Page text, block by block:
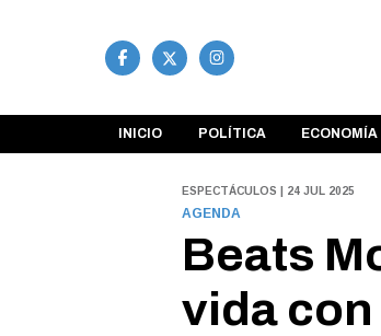
INICIO POLÍTICA ECONOMÍA
ESPECTÁCULOS | 24 JUL 2025
AGENDA
Beats
vida